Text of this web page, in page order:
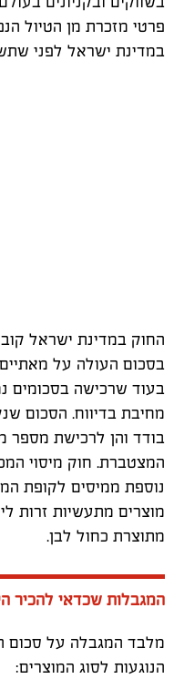
פרטי מזכרת מן הטיול
במדינת ישראל לפני
החוק במדינת ישראל
בסכום העולה על
בעוד שרכישה בסכומים
מחיבת בדיווח. הסכום
בודד והן לרכישת מספר
המצטברת. חוק מיסוי
נוספת ממיסים לקופת
מוצרים מתעשיות זרות
מתוצרת כחול לבן.
המגבלות שכדאי להכיר
מלבד המגבלה על סכום
הנוגעות לסוג המוצרים: